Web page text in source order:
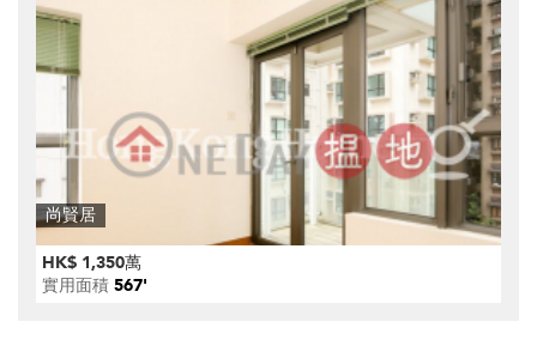
尚賢居
HK$ 1,350萬
實用面積 567'